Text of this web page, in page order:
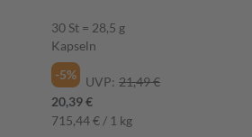
30 St = 28,5 g
Kapseln
-5%
UVP: 21,49 €
20,39 €
715,44 € / 1 kg